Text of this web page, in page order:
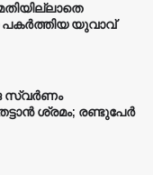
യുവാവ്
സ്വർണം
ശ്രമം; രണ്ടുപേർ